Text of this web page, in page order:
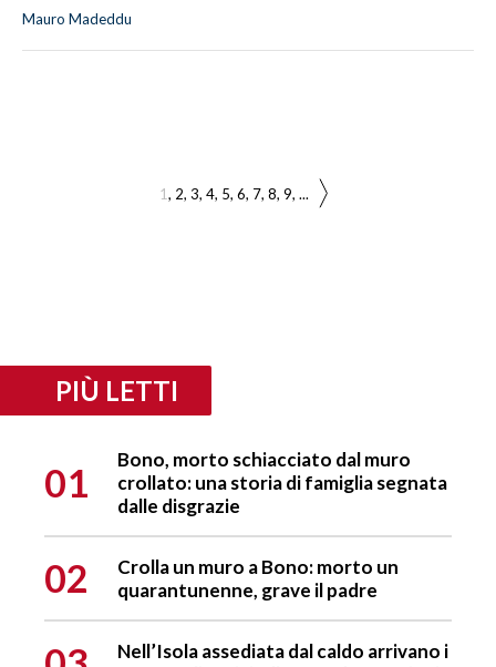
Mauro Madeddu
1 2 3 4 5 6 7 8 9 ...
PIÙ LETTI
01
Bono, morto schiacciato dal muro
crollato: una storia di famiglia segnata
dalle disgrazie
02
Crolla un muro a Bono: morto un
quarantunenne, grave il padre
Nell’Isola assediata dal caldo arrivano i